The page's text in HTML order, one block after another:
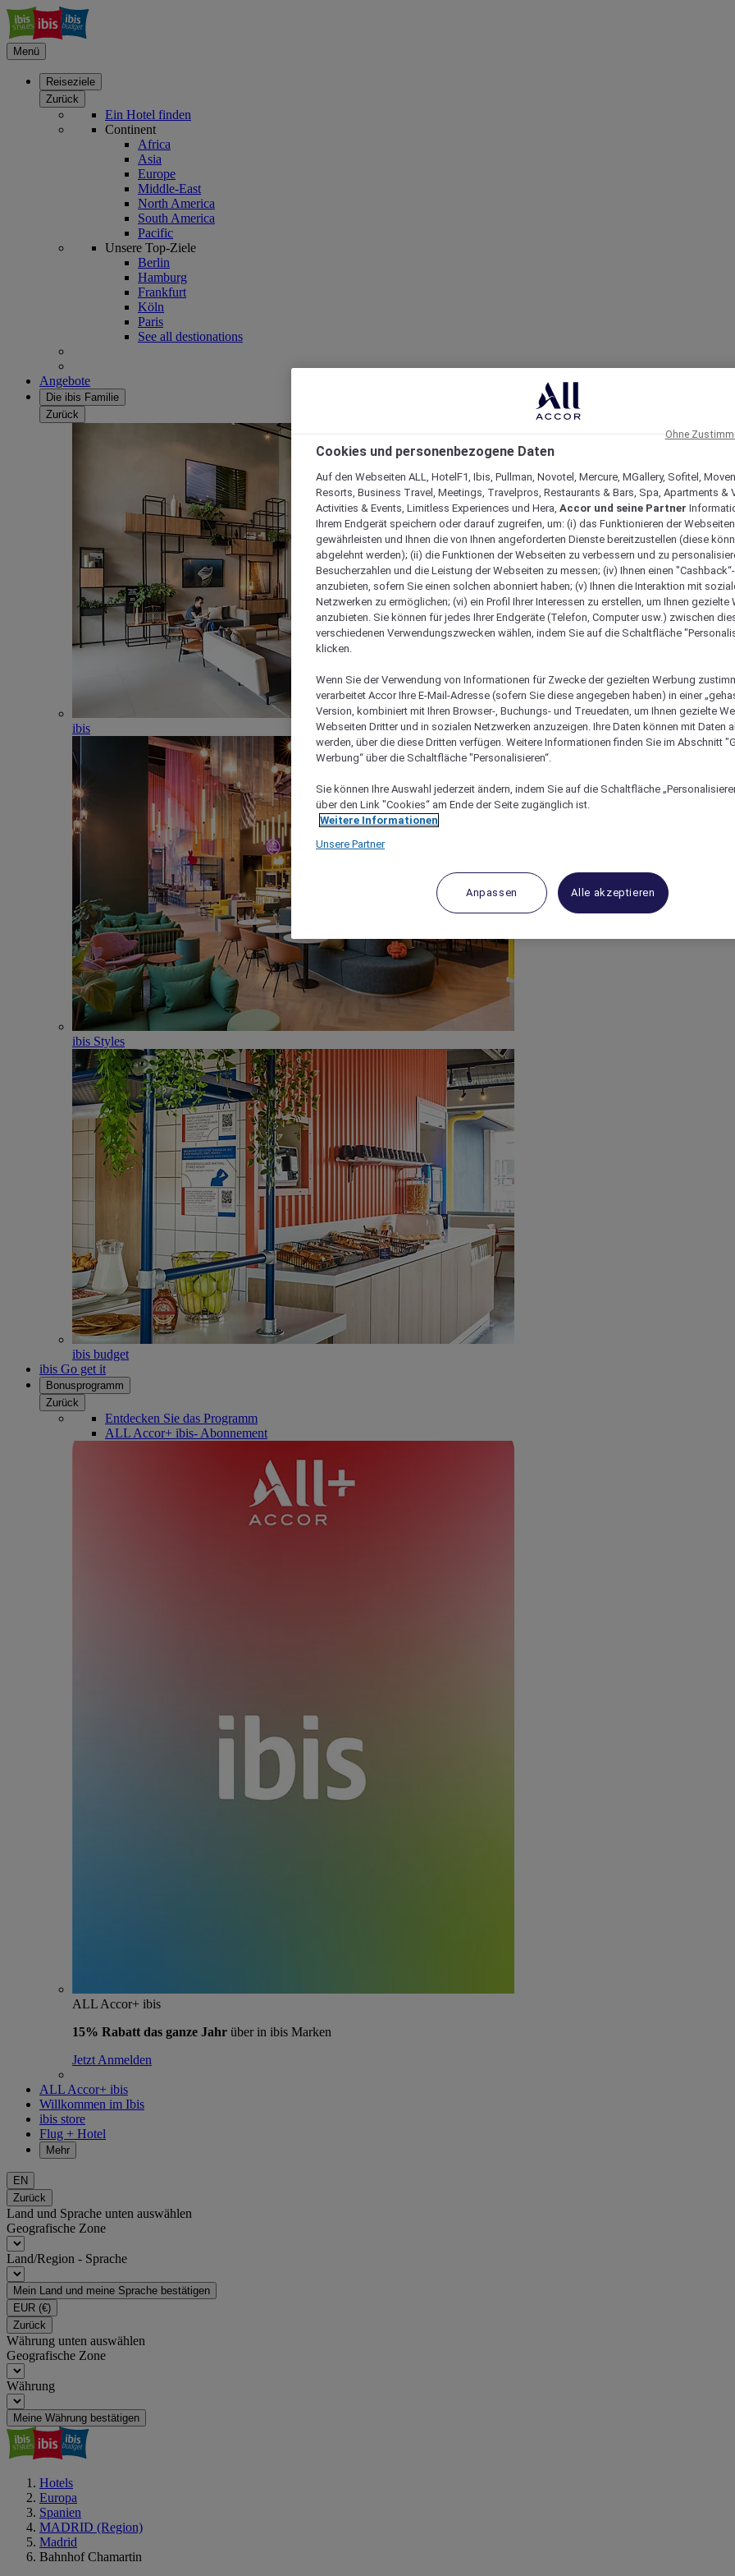
Menü
Reiseziele
Zurück
Ein Hotel finden
Continent
Africa
Asia
Europe
Middle-East
North America
South America
Pacific
Unsere Top-Ziele
Berlin
Hamburg
Frankfurt
Köln
Paris
See all destionations
Angebote
Die ibis Familie
Zurück
ibis
ibis Styles
ibis budget
ibis Go get it
Bonusprogramm
Zurück
Entdecken Sie das Programm
ALL Accor+ ibis- Abonnement
ALL Accor+ ibis
15% Rabatt das ganze Jahr über in ibis Marken
Jetzt Anmelden
ALL Accor+ ibis
Willkommen im Ibis
ibis store
Flug + Hotel
Mehr
EN
Zurück
Land und Sprache unten auswählen
Geografische Zone
Land/Region - Sprache
Mein Land und meine Sprache bestätigen
EUR (€)
Zurück
Währung unten auswählen
Geografische Zone
Währung
Meine Währung bestätigen
Hotels
Europa
Spanien
MADRID (Region)
Madrid
Bahnhof Chamartin
Cookies und personenbezogene Daten
Auf den Webseiten ALL, HotelF1, Ibis, Pullman, Novotel, Mercure, MGallery, Sofitel,
Resorts, Business Travel, Meetings, Travelpros, Restaurants & Bars, Spa, Apartments &
Activities & Events, Limitless Experiences und Hera, Accor und seine Partner
Ihrem Endgerät speichern oder darauf zugreifen, um: (i) das Funktionieren der
gewährleisten und Ihnen die von Ihnen angeforderten Dienste bereitzustellen (diese
abgelehnt werden); (ii) die Funktionen der Webseiten zu verbessern und zu
Besucherzahlen und die Leistung der Webseiten zu messen; (iv) Ihnen einen
anzubieten, sofern Sie einen solchen abonniert haben; (v) Ihnen die Interaktion mit
Netzwerken zu ermöglichen; (vi) ein Profil Ihrer Interessen zu erstellen, um Ihnen gezielte
anzubieten. Sie können für jedes Ihrer Endgeräte (Telefon, Computer usw.) zwischen
verschiedenen Verwendungszwecken wählen, indem Sie auf die Schaltfläche
klicken.
Wenn Sie der Verwendung von Informationen für Zwecke der gezielten Werbung
verarbeitet Accor Ihre E-Mail-Adresse (sofern Sie diese angegeben haben) in einer
Version, kombiniert mit Ihren Browser-, Buchungs- und Treuedaten, um Ihnen gezielte
Webseiten Dritter und in sozialen Netzwerken anzuzeigen. Ihre Daten können mit Daten
werden, über die diese Dritten verfügen. Weitere Informationen finden Sie im Abschnitt
Werbung“ über die Schaltfläche "Personalisieren“.
Sie können Ihre Auswahl jederzeit ändern, indem Sie auf die Schaltfläche
über den Link "Cookies“ am Ende der Seite zugänglich ist.
Weitere Informationen
Unsere Partner
Anpassen Alle akzeptieren
Ohne